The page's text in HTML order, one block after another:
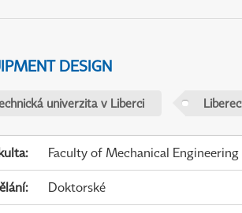
DESIGN
univerzita v Liberci Liberec
: Faculty of Mechanical Engineering
: Doktorské